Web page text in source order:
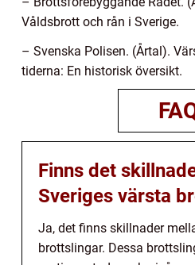
Våldsbrott och rån i Sverige.
– Svenska Polisen. (Årtal).
tiderna: En historisk översikt.
Finns det
Sveriges värsta
Ja, det finns skillnader
brottslingar. Dessa